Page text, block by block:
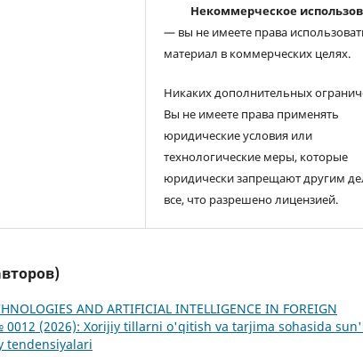
Некоммерческое
— вы не имеете права
материал в коммерческих целях.
Никаких дополнительных
Вы не имеете права применять
юридические условия или
технологические меры, которые
юридически запрещают другим
все, что разрешено лицензией.
AND ARTIFICIAL INTELLIGENCE IN FOREIGN
0012 (2026): Xorijiy tillarni o'qitish va tarjima sohasida
tendensiyalari